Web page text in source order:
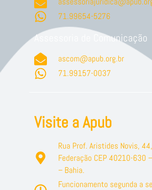
71.99654-5276
Assessoria de Comunicação
ascom@apub.org.br
71.99157-0037
Visite a Apub
Rua Prof. Aristides Novis, 44,
Federação CEP 40210-630
– Bahia.
Funcionamento segunda a